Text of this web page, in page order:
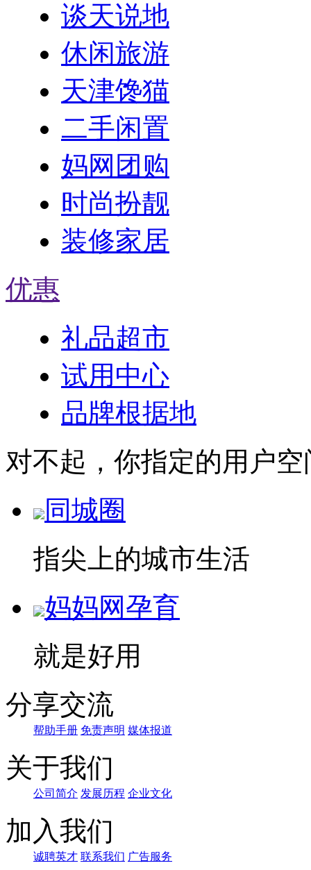
谈天说地
休闲旅游
天津馋猫
二手闲置
妈网团购
时尚扮靓
装修家居
优惠
礼品超市
试用中心
品牌根据地
对不起，你指定的用户
同城圈
指尖上的城市生活
妈妈网孕育
就是好用
分享交流
帮助手册 免责声明 媒体报道
关于我们
公司简介 发展历程 企业文化
加入我们
诚聘英才 联系我们 广告服务